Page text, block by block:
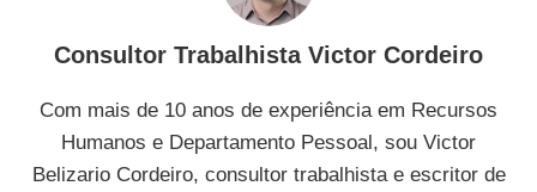
Consultor Trabalhista Victor Cordeiro
Com mais de 10 anos de experiência em Recursos
Humanos e Departamento Pessoal, sou Victor
Belizario Cordeiro, consultor trabalhista e escritor de